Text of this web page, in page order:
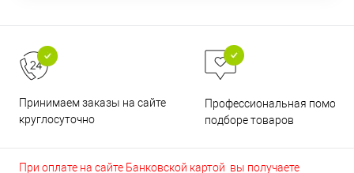
Принимаем заказы на сайте
круглосуточно
Профессиональная помощь
подборе товаров
При оплате на сайте Банковской картой вы получаете